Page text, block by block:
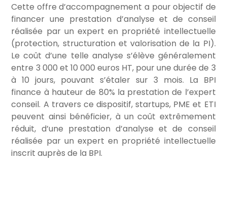
Cette offre d’accompagnement a pour objectif de
financer une prestation d’analyse et de conseil
réalisée par un expert en propriété intellectuelle
(protection, structuration et valorisation de la PI).
Le coût d’une telle analyse s’élève généralement
entre 3 000 et 10 000 euros HT, pour une durée de 3
à 10 jours, pouvant s’étaler sur 3 mois. La BPI
finance à hauteur de 80% la prestation de l’expert
conseil. A travers ce dispositif, startups, PME et ETI
peuvent ainsi bénéficier, à un coût extrêmement
réduit, d’une prestation d’analyse et de conseil
réalisée par un expert en propriété intellectuelle
inscrit auprès de la BPI.